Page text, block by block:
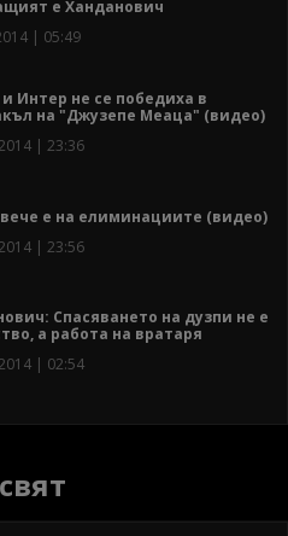
е Ханданович
| 05:49
Интер не се победиха в
на "Джузепе Меаца" (видео)
| 23:36
е на елиминациите (видео)
| 23:56
Спасяването на дузпи не е
а работа на вратаря
| 02:54